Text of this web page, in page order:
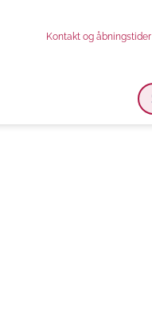
Kontakt og åbningstider